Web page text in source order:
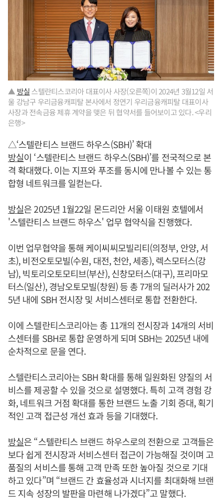
▲ 방실 스텔란티스코리아 대표이사 사장(오른쪽)이 2024년 3월12일 서
울 강남구 우리금융캐피탈 본사에서 정연기 우리금융캐피탈 대표이사
사장과 전속금융 제휴 계약을 맺은 뒤 협약서를 들어보이고 있다. <우리
은행>
△‘스텔란티스 브랜드 하우스(SBH)’ 확대
방실이 ‘스텔란티스 브랜드 하우스(SBH)’를 전국적으로 본
격 확대했다. 이는 지프와 푸조를 동시에 만나볼 수 있는 통
합형 네트워크를 일컫는다.
방실은 2025년 1월22일 몬드리안 서울 이태원 호텔에서
'스텔란티스 브랜드 하우스' 업무 협약식을 진행했다.
이번 업무협약을 통해 케이씨씨모빌리티(의정부, 안양, 서
초), 비전오토모빌(수원, 대전, 천안, 세종), 렉스모터스(강
남), 빅토리오토모티브(부산), 신창모터스(대구), 프리마모
터스(일산), 경남오토모빌(창원) 등 총 7개의 딜러사가 202
5년 내에 SBH 전시장 및 서비스센터로 통합 전환한다.
이에 스텔란티스코리아는 총 11개의 전시장과 14개의 서비
스센터를 SBH로 통합 운영하게 되며 SBH는 2025년 내에
순차적으로 문을 연다.
스텔란티스코리아는 SBH 확대를 통해 일원화된 양질의 서
비스를 제공할 수 있을 것으로 설명했다. 특히 고객 경험 강
화, 네트워크 거점 확대를 통한 브랜드 노출 기회 증대, 획기
적인 고객 접근성 개선 효과 등을 기대했다.
방실은 “스텔란티스 브랜드 하우스로의 전환으로 고객들은
보다 쉽게 전시장과 서비스센터 접근이 가능해질 것이며 고
품질의 서비스를 통해 고객 만족 또한 높아질 것으로 기대
하고 있다”며 “브랜드 간 효율성과 시너지를 최대화해 브랜
드 지속 성장의 발판을 마련해 나가겠다”고 말했다.